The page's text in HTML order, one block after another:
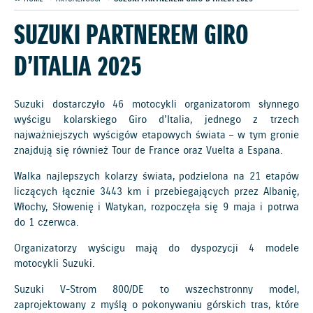
SUZUKI PARTNEREM GIRO
D’ITALIA 2025
Suzuki dostarczyło 46 motocykli organizatorom słynnego
wyścigu kolarskiego Giro d’Italia, jednego z trzech
najważniejszych wyścigów etapowych świata – w tym gronie
znajdują się również Tour de France oraz Vuelta a Espana.
Walka najlepszych kolarzy świata, podzielona na 21 etapów
liczących łącznie 3443 km i przebiegających przez Albanię,
Włochy, Słowenię i Watykan, rozpoczęła się 9 maja i potrwa
do 1 czerwca.
Organizatorzy wyścigu mają do dyspozycji 4 modele
motocykli Suzuki.
Suzuki V-Strom 800/DE to wszechstronny model,
zaprojektowany z myślą o pokonywaniu górskich tras, które